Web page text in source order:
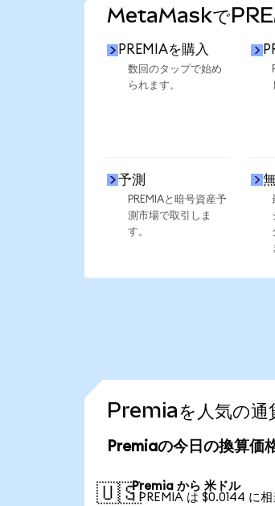
MetaMaskで
PREMIAを購入
数回のタップで始め
られます。
予測
PREMIAと暗号資産予
測市場で取引しま
す。
Premiaを人気の通
Premiaの今日の換算価
🇺🇸Premia から 米ドル
1 PREMIA は $0.0144 に相